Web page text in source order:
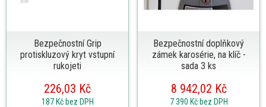
Bezpečnostní Grip
protiskluzový kryt vstupní
rukojeti
226,03 Kč
187 Kč bez DPH
Bezpečnostní doplňkový
zámek karosérie, na klíč -
sada 3 ks
8 942,02 Kč
7 390 Kč bez DPH